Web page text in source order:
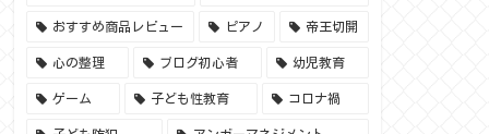
おすすめ商品レビュー ピアノ 帝王切開
心の整理 ブログ初心者 幼児教育
ゲーム 子ども性教育 コロナ禍